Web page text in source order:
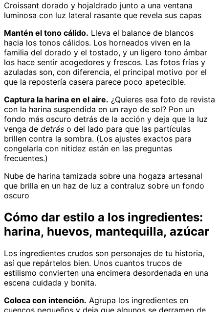
Croissant dorado y hojaldrado junto a una ventana
luminosa con luz lateral rasante que revela sus capas
Mantén el tono cálido. Lleva el balance de blancos
hacia los tonos cálidos. Los horneados viven en la
familia del dorado y el tostado, y un ligero tono ámbar
los hace sentir acogedores y frescos. Las fotos frías y
azuladas son, con diferencia, el principal motivo por el
que la repostería casera parece poco apetecible.
Captura la harina en el aire. ¿Quieres esa foto de revista
con la harina suspendida en un rayo de sol? Pon un
fondo más oscuro detrás de la acción y deja que la luz
venga de detrás o del lado para que las partículas
brillen contra la sombra. (Los ajustes exactos para
congelarla con nitidez están en las preguntas
frecuentes.)
Nube de harina tamizada sobre una hogaza artesanal
que brilla en un haz de luz a contraluz sobre un fondo
oscuro
Cómo dar estilo a los ingredientes:
harina, huevos, mantequilla, azúcar
Los ingredientes crudos son personajes de tu historia,
así que repártelos bien. Unos cuantos trucos de
estilismo convierten una encimera desordenada en una
escena cuidada y bonita.
Coloca con intención. Agrupa los ingredientes en
cuencos pequeños y deja que algunos se derramen de